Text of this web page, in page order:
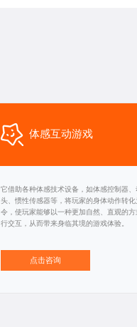
体感互动游戏
它借助各种体感技术设备，如体感控制器、
头、惯性传感器等，将玩家的身体动作转
令，使玩家能够以一种更加自然、直观的
行交互，从而带来身临其境的游戏体验。
点击咨询